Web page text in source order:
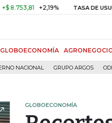
+2,19% TASA DE USURA
GLOBOECONOMÍA
NACIONAL GRUPO ARGOS
GLOBOECONOMÍA